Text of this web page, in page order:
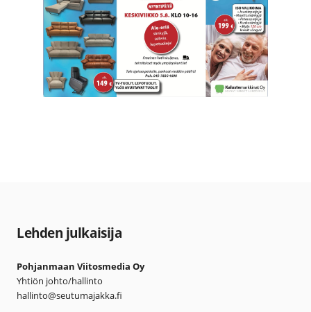
Lehden julkaisija
Pohjanmaan Viitosmedia Oy
Yhtiön johto/hallinto
hallinto@seutumajakka.fi